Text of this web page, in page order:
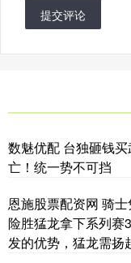
提交评论
数魅优配 台独砸钱
亡！统一势不可挡
恩施股票配资网 骑
险胜猛龙拿下系列赛
发的优势，猛龙需扬